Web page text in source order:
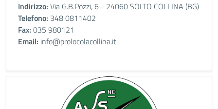
Indirizzo: Via G.B.Pozzi, 6 - 24060 SOLTO COLLINA (BG)
Telefono: 348 0811402
Fax: 035 980121
Email: info@prolocolacollina.it